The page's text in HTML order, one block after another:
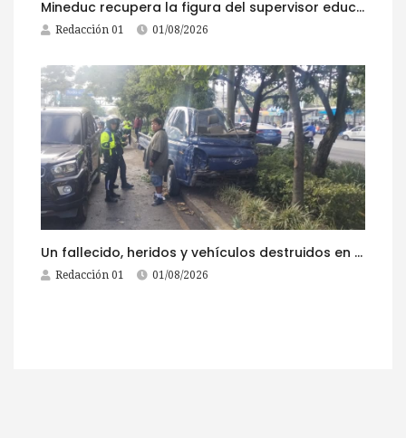
Mineduc recupera la figura del supervisor educativo con 968 plazas
Redacción 01 01/08/2026
Un fallecido, heridos y vehículos destruidos en accidentes registrados este 1 de agosto
Redacción 01 01/08/2026